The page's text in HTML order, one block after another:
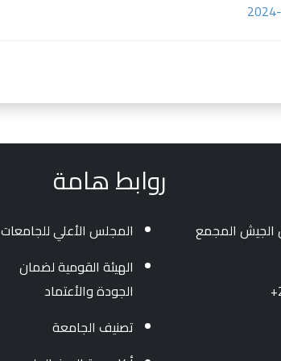
الجيش المجمع
روابط هامة
المجلس الأعلي للجامعات
الهيئة القومية لضمان
الجودة والأعتماد
تصنيف الجامعة